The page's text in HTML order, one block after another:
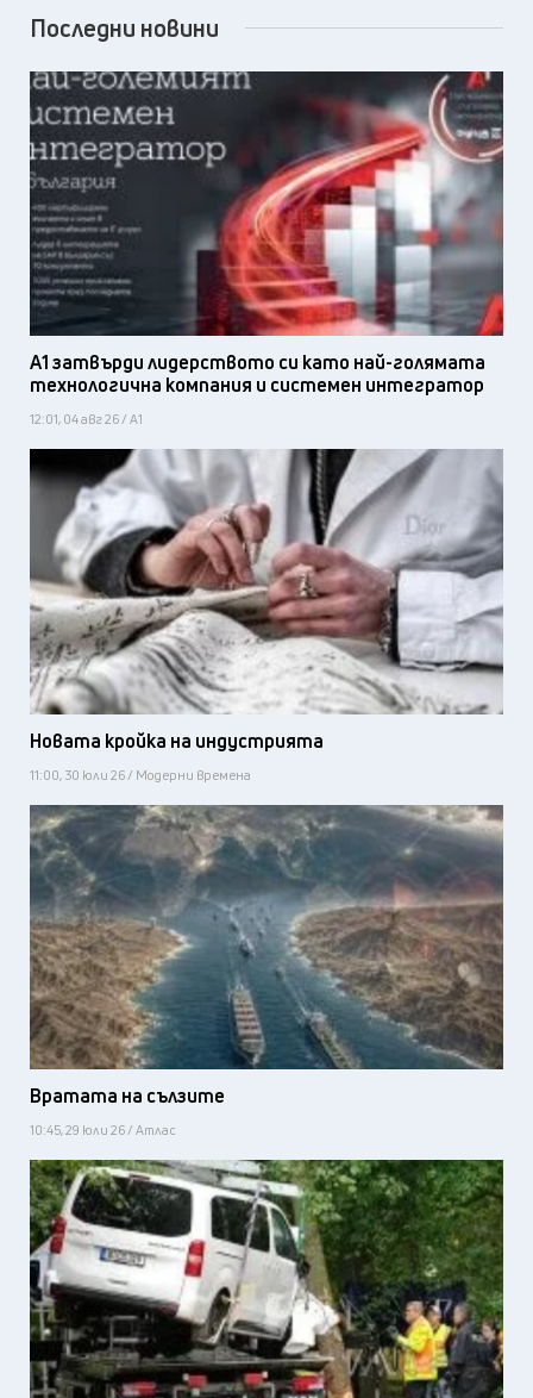
Последни новини
А1 затвърди лидерството си като най-голямата
технологична компания и системен интегратор
12:01, 04 авг 26 / А1
Новата кройка на индустрията
11:00, 30 юли 26 / Модерни времена
Вратата на сълзите
10:45, 29 юли 26 / Атлас